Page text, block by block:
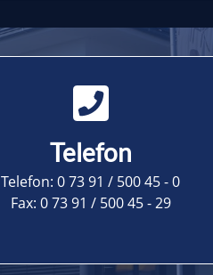
Telefon
Telefon:0 73 91 / 500 45 - 0
Fax: 0 73 91 / 500 45 - 29